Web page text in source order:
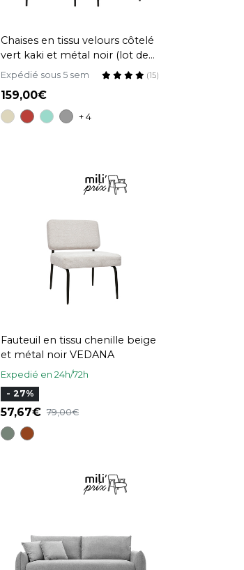
Chaises en tissu velours côtelé
vert kaki et métal noir (lot de
2) BREKA
Expédié sous 5 sem (15)
159,00
+ 4
Fauteuil en tissu chenille beige
et métal noir VEDANA
Expedié en 24h/72h
- 27%
57,67 79,00